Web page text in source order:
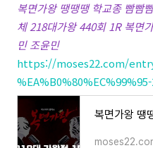
복면가왕 땡땡땡 학교종 빰빰
체 218대가왕 440회 1R 복면
민 조윤민
https://moses22.com/